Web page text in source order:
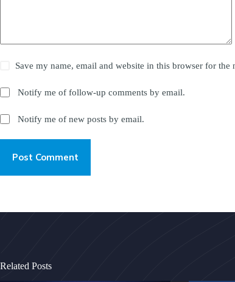
Save my name, email and website in this browser for the
Notify me of follow-up comments by email.
Notify me of new posts by email.
Post Comment
Related Posts